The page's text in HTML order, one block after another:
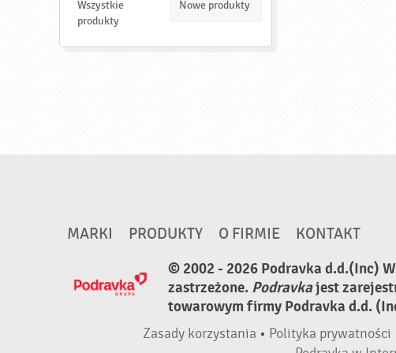
d
Wszystkie
produkty
Nowe produkty
MARKI PRODUKTY O FIRMIE
KONTAKT
© 2002 - 2026 Podravka d.d.(Inc)
zastrzeżone. Podravkajest
towarowym firmy Podravka d.d.
Zasady korzystania • Polityka prywatności